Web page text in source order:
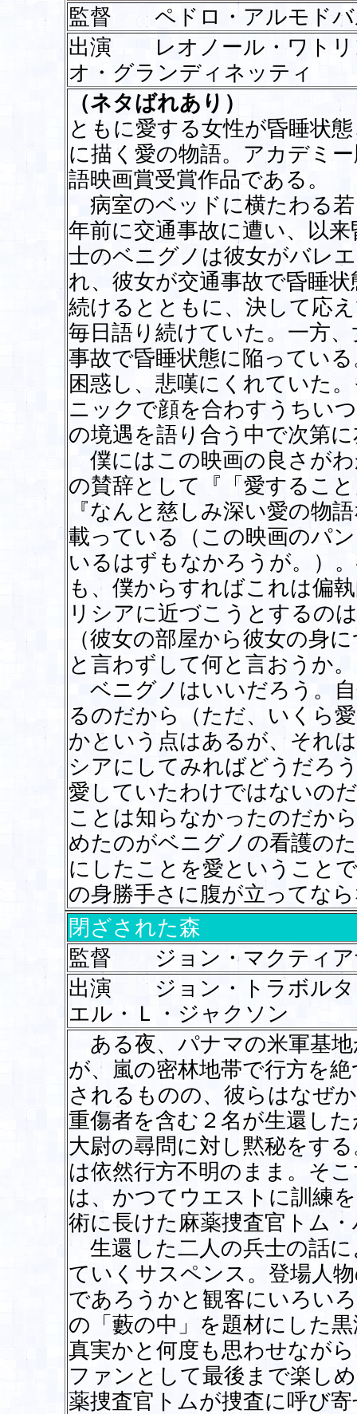
監督 ペドロ・アルモドバ
出演 レオノール・ワト
オ・グランディネッティ
（ネタばれあり）
ともに愛する女性が昏睡状
に描く愛の物語。アカデミ
語映画賞受賞作品である。
病室のベッドに横たわる
年前に交通事故に遭い、以
士のベニグノは彼女がバレ
れ、彼女が交通事故で昏睡
続けるとともに、決して応
毎日語り続けていた。一方
事故で昏睡状態に陥ってい
困惑し、悲嘆にくれていた
ニックで顔を合わすうちい
の境遇を語り合う中で次第
僕にはこの映画の良さが
の賛辞として『「愛するこ
『なんと慈しみ深い愛の物
載っている（この映画のパ
いるはずもなかろうが。）
も、僕からすればこれは偏
リシアに近づこうとするの
（彼女の部屋から彼女の身
と言わずして何と言おうか
ベニグノはいいだろう。
るのだから（ただ、いくら
かという点はあるが、それ
シアにしてみればどうだろ
愛していたわけではないの
ことは知らなかったのだか
めたのがベニグノの看護の
にしたことを愛ということ
の身勝手さに腹が立ってな
閉ざされた森
監督 ジョン・マクティア
出演 ジョン・トラボル
エル・Ｌ・ジャクソン
ある夜、パナマの米軍基
が、嵐の密林地帯で行方を
されるものの、彼らはなぜ
重傷者を含む２名が生還し
大尉の尋問に対し黙秘をす
は依然行方不明のまま。そ
は、かつてウエストに訓練
術に長けた麻薬捜査官トム
生還した二人の兵士の話に
ていくサスペンス。登場人
であろうかと観客にいろい
の「藪の中」を題材にした
真実かと何度も思わせなが
ファンとして最後まで楽し
薬捜査官トムが捜査に呼び